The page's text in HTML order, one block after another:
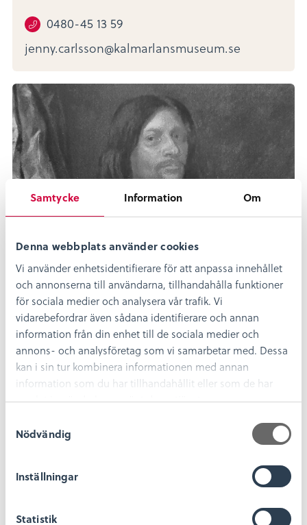
Samtycke Information Om
Denna webbplats använder cookies
Vi använder enhetsidentifierare för att anpassa innehållet
och annonserna till användarna, tillhandahålla funktioner
för sociala medier och analysera vår trafik. Vi
vidarebefordrar även sådana identifierare och annan
information från din enhet till de sociala medier och
annons- och analysföretag som vi samarbetar med. Dessa
kan i sin tur kombinera informationen med annan
information som du har tillhandahållit eller som de har
samlat in när du har använt deras tjänster.
Nödvändig
Inställningar
Statistik
0480-45 13 59
jenny.carlsson@kalmarlansmuseum.se
Jimmy Ottosson
Registrerare
0480-45 13 26
jimmy.ottosson@kalmarlansmuseum.se